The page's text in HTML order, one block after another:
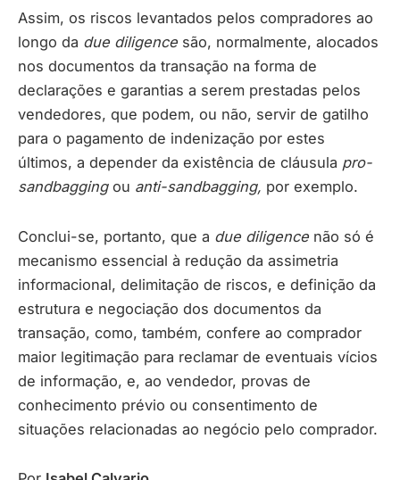
Assim, os riscos levantados pelos compradores ao
longo da due diligence são, normalmente, alocados
nos documentos da transação na forma de
declarações e garantias a serem prestadas pelos
vendedores, que podem, ou não, servir de gatilho
para o pagamento de indenização por estes
últimos, a depender da existência de cláusula pro-
sandbaggingou anti-sandbagging, por exemplo.
Conclui-se, portanto, que a due diligence não só é
mecanismo essencial à redução da assimetria
informacional, delimitação de riscos, e definição da
estrutura e negociação dos documentos da
transação, como, também, confere ao comprador
maior legitimação para reclamar de eventuais vícios
de informação, e, ao vendedor, provas de
conhecimento prévio ou consentimento de
situações relacionadas ao negócio pelo comprador.